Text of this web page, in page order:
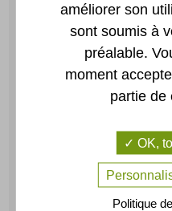
famille
Location
de salles
améliorer son
sont soumis à
préalable.
moment
partie de
OK,
Politique